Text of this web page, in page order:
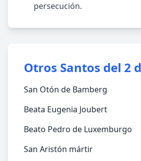
persecución.
Otros Santos del 2
San Otón de Bamberg
Beata Eugenia Joubert
Beato Pedro de Luxemburgo
San Aristón mártir